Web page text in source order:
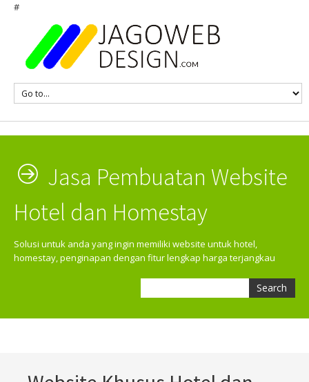
#
Jasa Pembuatan Website
Hotel dan Homestay
Solusi untuk anda yang ingin memiliki website untuk hotel,
homestay, penginapan dengan fitur lengkap harga terjangkau
Search